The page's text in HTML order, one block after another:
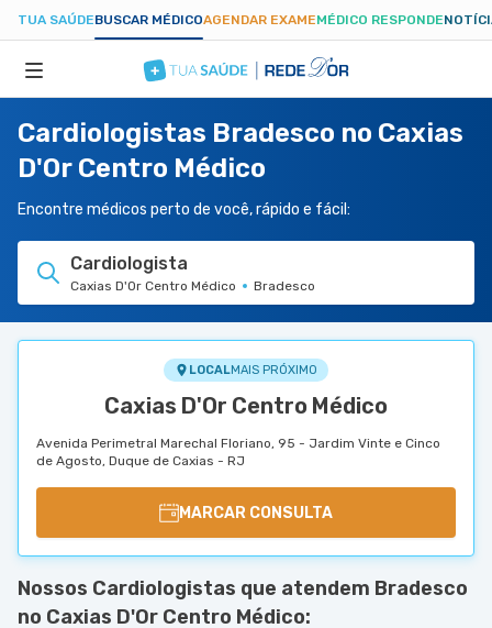
TUA SAÚDEBUSCAR MÉDICOAGENDAR EXAMEMÉDICO RESPONDE
ESPECIALIDADES
HOSPITAIS
TUASAUDE.COM
Cardiologistas Bradesco no Caxias
D'Or Centro Médico
Encontre médicos perto de você, rápido e fácil:
Cardiologista
Caxias D'Or Centro Médico Bradesco
LOCALMAIS PRÓXIMO
Caxias D'Or Centro Médico
Avenida Perimetral Marechal Floriano, 95 - Jardim Vinte e Cinco
de Agosto, Duque de Caxias - RJ
MARCAR CONSULTA
Nossos Cardiologistas que atendem Bradesco
no Caxias D'Or Centro Médico: